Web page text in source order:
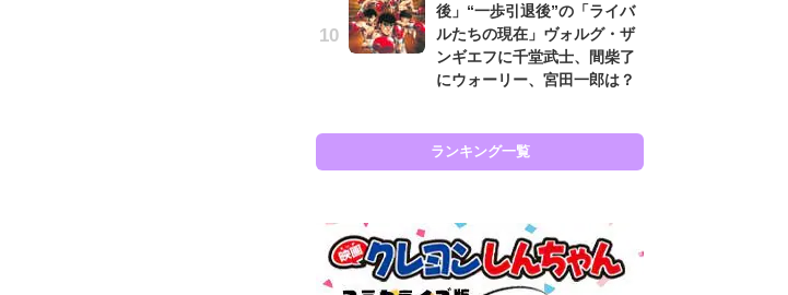
後」“一歩引退後”の「ライバ
ルたちの現在」ヴォルグ・ザ
ンギエフに千堂武士、間柴了
にウォーリー、宮田一郎は？
ランキング一覧